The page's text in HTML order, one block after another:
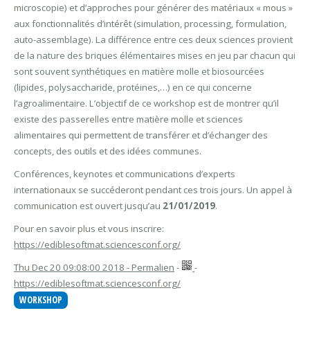
microscopie) et d’approches pour générer des matériaux « mous »
aux fonctionnalités d’intérêt (simulation, processing, formulation,
auto-assemblage). La différence entre ces deux sciences provient
de la nature des briques élémentaires mises en jeu par chacun qui
sont souvent synthétiques en matière molle et biosourcées
(lipides, polysaccharide, protéines,…) en ce qui concerne
l’agroalimentaire. L’objectif de ce workshop est de montrer qu’il
existe des passerelles entre matière molle et sciences
alimentaires qui permettent de transférer et d’échanger des
concepts, des outils et des idées communes.
Conférences, keynotes et communications d’experts
internationaux se succéderont pendant ces trois jours. Un appel à
communication est ouvert jusqu’au 21/01/2019.
Pour en savoir plus et vous inscrire:
https://ediblesoftmat.sciencesconf.org/
Thu Dec 20 09:08:00 2018 - Permalien -
-
https://ediblesoftmat.sciencesconf.org/
WORKSHOP